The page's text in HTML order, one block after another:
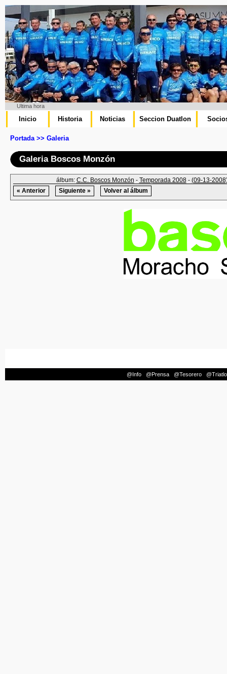
Ultima hora
Inicio Historia Noticias Seccion Duatlon
Portada >> Galeria
Galeria Boscos Monzón
álbum: C.C. Boscos Monzón - Temporada 2008- (09-13-
« Anterior
Siguiente » Volver al álbum
@Info @Prensa @Tesorero